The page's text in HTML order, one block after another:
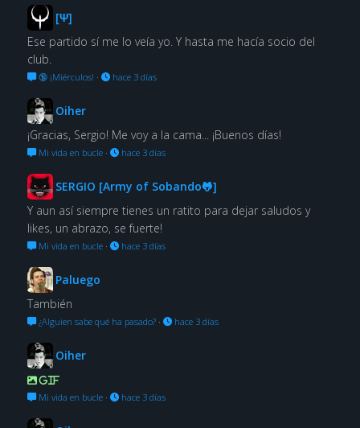
[Ψ]
Ese partido sí me lo veía yo. Y hasta me hacía socio del
club.
🔞 ¡Miérculos! · hace 3 días
Oiher
¡Gracias, Sergio! Me voy a la cama... ¡Buenos días!
Mi vida en bucle· hace 3 días
SERGIO [Army of Sobando🐸]
Y aun así siempre tienes un ratito para dejar saludos y
likes, un abrazo, se fuerte!
Mi vida en bucle· hace 3 días
Paluego
También
¿Alguien sabe qué ha pasado?· hace 3 días
Oiher
GIF
Mi vida en bucle· hace 3 días